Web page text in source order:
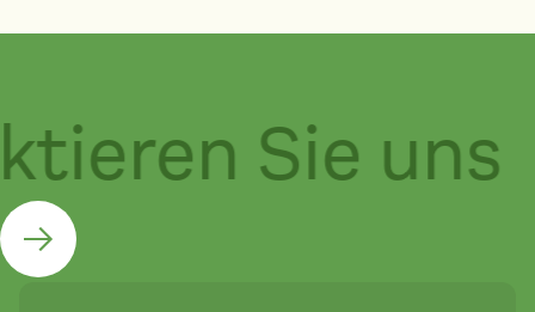
Sie uns